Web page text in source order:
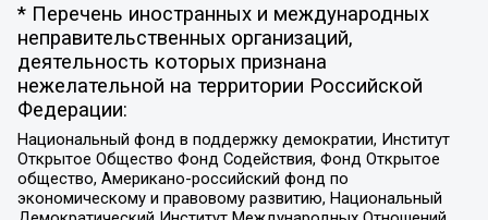
* Перечень иностранных и международных
неправительственных организаций,
деятельность которых признана
нежелательной на территории Российской
Федерации:
Национальный фонд в поддержку демократии, Институт
Открытое Общество Фонд Содействия, Фонд Открытое
общество, Американо-российский фонд по
экономическому и правовому развитию, Национальный